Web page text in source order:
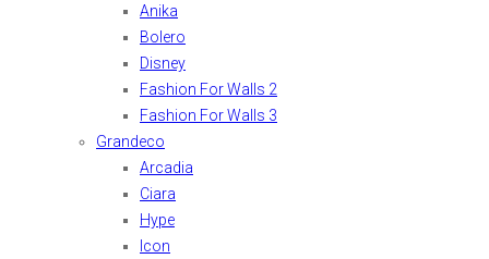
Anika
Bolero
Disney
Fashion For Walls 2
Fashion For Walls 3
Grandeco
Arcadia
Ciara
Hype
Icon